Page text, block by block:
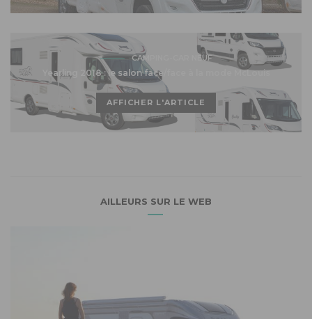
CAMPING-CAR NEUF
Yearling 2018 : le salon face/face à la mode McLouis
AFFICHER L'ARTICLE
AILLEURS SUR LE WEB